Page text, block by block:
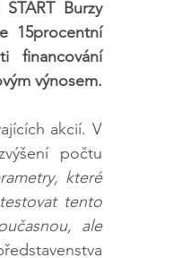
Burzy
15procentní
financování
výnosem.
akcií. V
počtu
které
tento
ale